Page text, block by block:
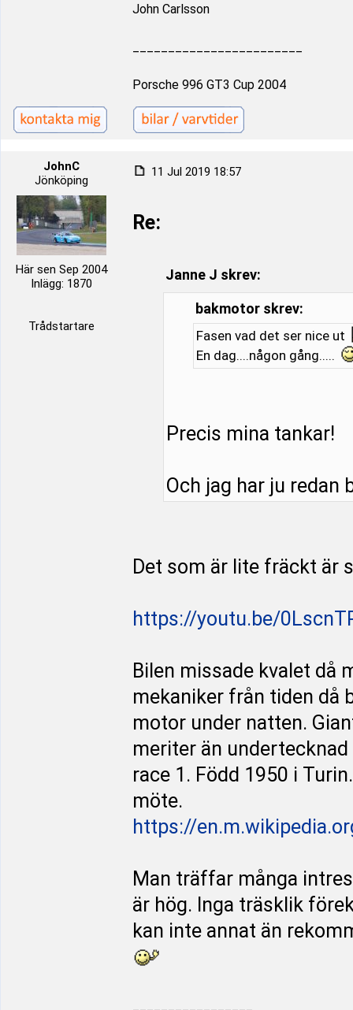
John Carlsson
Porsche 996 GT3 Cup 2004
JohnC
Jönköping
Här sen Sep 2004
Inlägg: 1870
Trådstartare
11 Jul 2019 18:57
Re:
Janne J skrev:
bakmotor skrev:
Fasen vad det ser nice ut
En dag....någon gång.....
Precis mina tankar!
Och jag har ju redan
Det som är lite fräckt är
https://youtu.be/
Bilen missade kvalet då
mekaniker från tiden då
motor under natten.
meriter än
race 1. Född 1950 i
möte.
https://
Man träffar många
är hög. Inga träsklik
kan inte annat än